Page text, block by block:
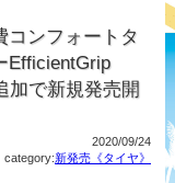
コンフォートタ
EfficientGrip
加で新規発売開
2020/09/24
category:新発売《タイヤ》